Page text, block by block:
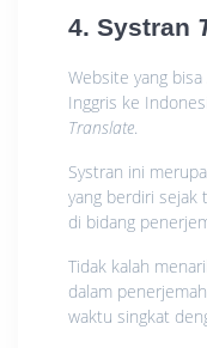
4. Systran
Website yang
Inggris ke
Translate.
Systran ini
yang berdiri
di bidang
Tidak kalah
dalam
waktu singkat